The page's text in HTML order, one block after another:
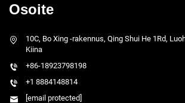
Osoite
10C, Bo Xing -rakennus, Qing Shui He 1Rd,
Kiina
+86-18923798198
+1 8884148814
[email protected]